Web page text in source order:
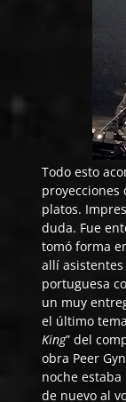
Todo esto
proyecciones
platos.
duda. Fue
tomó forma
allí
portuguesa
un muy
el último
King” del
obra Peer
noche
de nuevo al